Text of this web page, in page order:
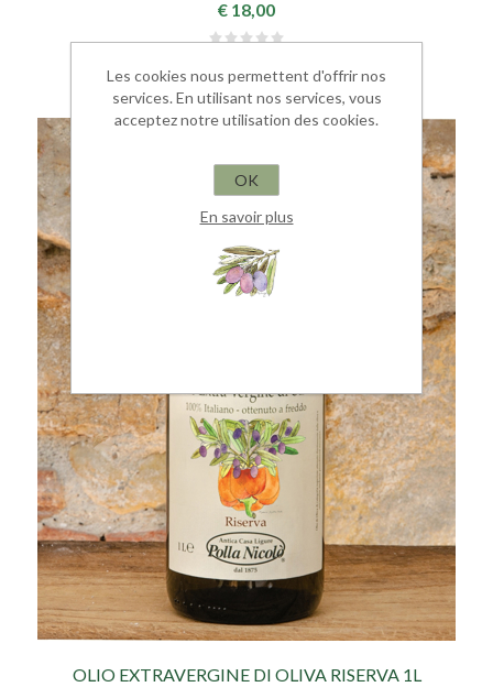
€ 18,00
OLIO EXTRAVERGINE DI OLIVA RISERVA 1L
Les cookies nous permettent d'offrir nos
services. En utilisant nos services, vous
acceptez notre utilisation des cookies.
OK
En savoir plus